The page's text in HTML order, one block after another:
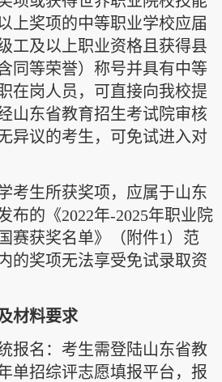
上奖项的中等职业学校应届
工及以上职业资格且获得县
同等荣誉）称号并具有中等
在岗人员，可直接向我校提
山东省教育招生考试院审核
异议的考生，可免试进入对
考生所获奖项，应属于山东
布的《2022年-2025年职业院
赛获奖名单》（附件1）范
的奖项无法享受免试录取资
材料要求
报名：考生需登陆山东省教
单招综评志愿填报平台，报